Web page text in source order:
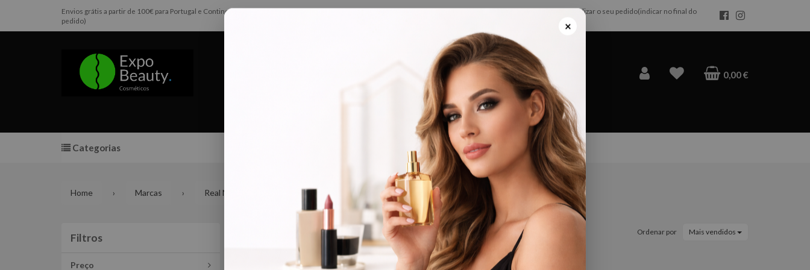
Envios grátis a partir de 100€ para Portugal e Continental e Península Espanhola ou Levante e pague as suas encomendas nas nossas instalações em Almada após realizar o seu pedido(indicar no final do
pedido)
0,00 €
Barbeiro Perfumes
Categorias
Home Marcas Real Natura Linha Solar
Filtros
Preço
Linha Solar Ordenar por Mais vendidos